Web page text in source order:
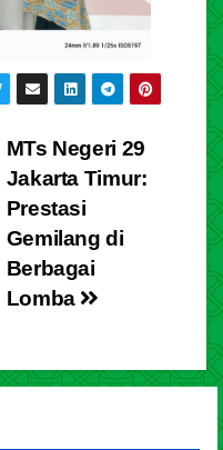
MTs Negeri 29
Jakarta Timur:
Prestasi
Gemilang di
Berbagai
Lomba